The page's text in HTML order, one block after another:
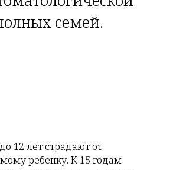
семей.
12 лет страдают от
ребенку. К 15 годам